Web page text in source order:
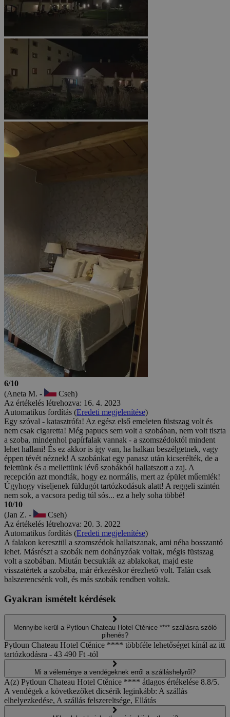
6/10
(Aneta M. -
Cseh)
Az értékelés létrehozva: 16. 4. 2023
Automatikus fordítás (Eredeti megjelenítése)
Egy szóval - katasztrófa! Az egész első emeleten füstszag volt és
nem csak cigaretta! Még papucs sem volt a szobában, nem volt tiszta
a szoba, mindenhol papírfalak vannak - a szomszédoktól mindent
lehet hallani! És ez akkor is így van, ha halkan beszélgetnek, vagy
éppen tévét néznek! A szobánkat egy panasz után kicserélték, de a
felettünk és a mellettünk lévő szobákból hallatszott a zaj. A
recepción azt mondták, hogy ez normális, mert az épület műemlék!
Úgyhogy viseljenek füldugót tartózkodásuk alatt! A reggeli szintén
nem sok, a vacsora pedig túl sós... ez a hely soha többé!
10/10
(Jan Z. -
Cseh)
Az értékelés létrehozva: 20. 3. 2022
Automatikus fordítás (Eredeti megjelenítése)
A falakon keresztül a szomszédok hallatszanak, ami néha bosszantó
lehet. Másrészt a szobák nem dohányzóak voltak, mégis füstszag
volt a szobában. Miután becsukták az ablakokat, majd este
visszatértek a szobába, már érkezéskor érezhető volt. Talán csak
balszerencsénk volt, és más szobák rendben voltak.
Gyakran ismételt kérdések
Mennyibe kerül a Pytloun Chateau Hotel Ctěnice **** szállásra szóló
pihenés?
Pytloun Chateau Hotel Ctěnice **** többféle lehetőséget kínál az itt
tartózkodásra - 43 490 Ft -tól
Mi a véleménye a vendégeknek erről a szálláshelyről?
A(z) Pytloun Chateau Hotel Ctěnice **** átlagos értékelése 8.8/5.
A vendégek a következőket dicsérik leginkább: A szállás
elhelyezkedése, A szállás felszereltsége, Ellátás